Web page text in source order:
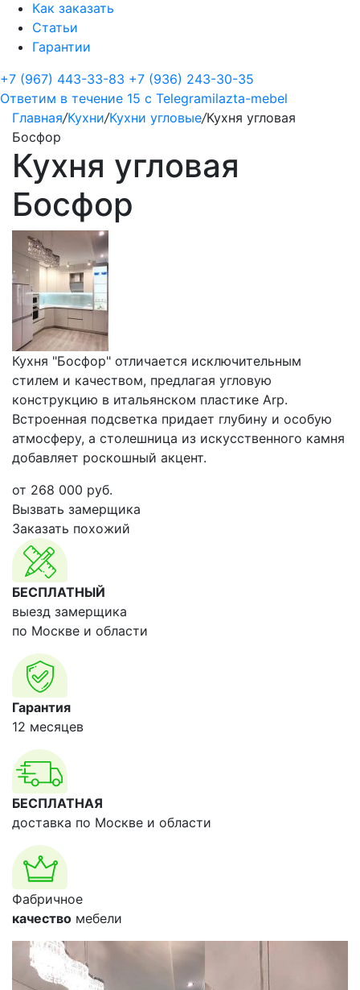
Как заказать
Статьи
Гарантии
+7 (967) 443-33-83 +7 (936) 243-30-35
Ответим в течение 15 с Telegramilazta-mebel
Главная/Кухни/Кухни угловые/Кухня угловая
Босфор
Кухня угловая
Босфор
Кухня "Босфор" отличается исключительным
стилем и качеством, предлагая угловую
конструкцию в итальянском пластике Arp.
Встроенная подсветка придает глубину и особую
атмосферу, а столешница из искусственного камня
добавляет роскошный акцент.
от 268 000 руб.
Вызвать замерщика
Заказать похожий
БЕСПЛАТНЫЙ
выезд замерщика
по Москве и области
Гарантия
12 месяцев
БЕСПЛАТНАЯ
доставка по Москве и области
Фабричное
качество мебели